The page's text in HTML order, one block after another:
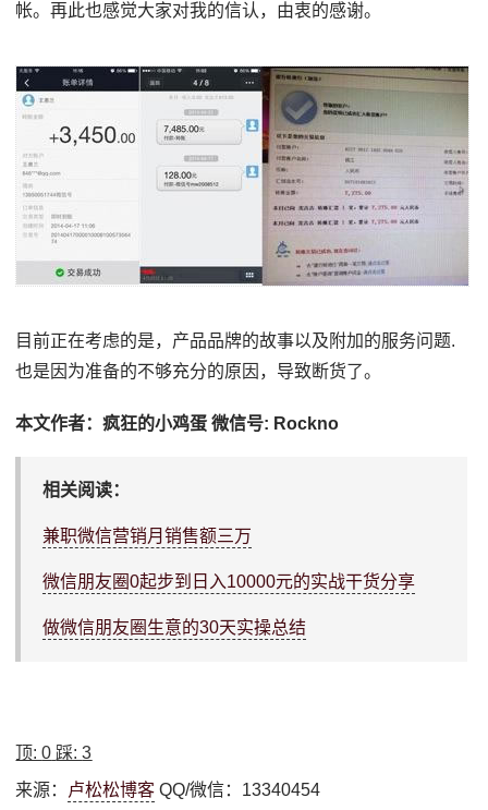
帐。再此也感觉大家对我的信认，由衷的感谢。
目前正在考虑的是，产品品牌的故事以及附加的服务问题.
也是因为准备的不够充分的原因，导致断货了。
本文作者：疯狂的小鸡蛋 微信号: Rockno
相关阅读：
兼职微信营销月销售额三万
微信朋友圈0起步到日入10000元的实战干货分享
做微信朋友圈生意的30天实操总结
顶:0 踩:3
来源： 卢松松博客 QQ/微信：13340454